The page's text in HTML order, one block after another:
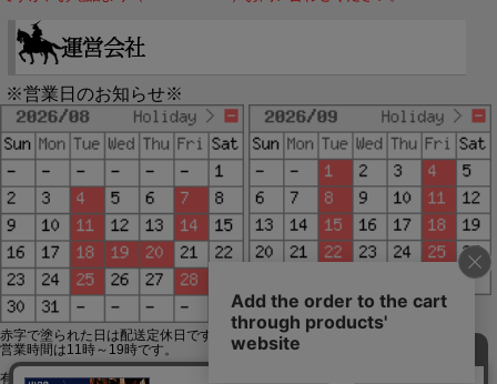
※営業日のお知らせ※
赤字で塗られた日は配送定休日です。
営業時間は11時～19時です。
有限会社ジップジップ SakuraStyle通販事業部